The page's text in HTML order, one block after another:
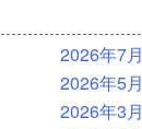
2026年7月
2026年5月
2026年3月